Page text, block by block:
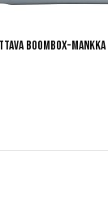
boombox-mankka